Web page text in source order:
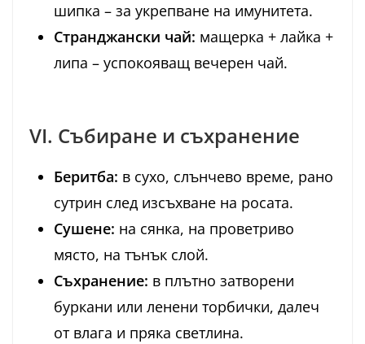
шипка – за укрепване на имунитета.
Странджански чай: мащерка + лайка +
липа – успокояващ вечерен чай.
VI. Събиране и съхранение
Беритба: в сухо, слънчево време, рано
сутрин след изсъхване на росата.
Сушене: на сянка, на проветриво
място, на тънък слой.
Съхранение: в плътно затворени
буркани или ленени торбички, далеч
от влага и пряка светлина.